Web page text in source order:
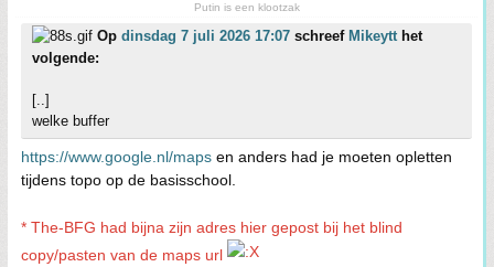
Putin is een klootzak
Op dinsdag 7 juli 2026 17:07 schreef Mikeytthet
volgende:
[..]
welke buffer
https://www.google.nl/maps en anders had je moeten opletten
tijdens topo op de basisschool.
* The-BFG had bijna zijn adres hier gepost bij het blind
copy/pasten van de maps url